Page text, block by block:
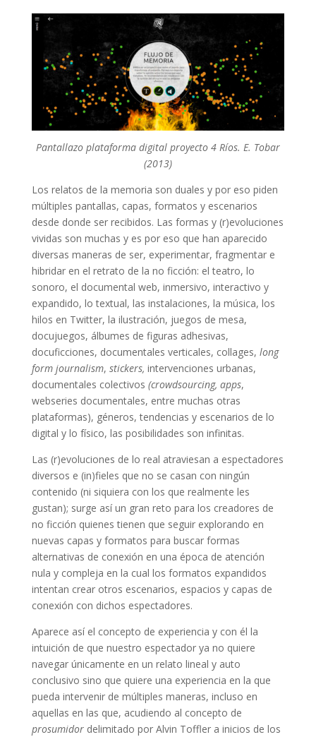
Pantallazo plataforma digital proyecto 4 Ríos. E. Tobar
(2013)
Los relatos de la memoria son duales y por eso piden
múltiples pantallas, capas, formatos y escenarios
desde donde ser recibidos. Las formas y (r)evoluciones
vividas son muchas y es por eso que han aparecido
diversas maneras de ser, experimentar, fragmentar e
hibridar en el retrato de la no ficción: el teatro, lo
sonoro, el documental web, inmersivo, interactivo y
expandido, lo textual, las instalaciones, la música, los
hilos en Twitter, la ilustración, juegos de mesa,
docujuegos, álbumes de figuras adhesivas,
docuficciones, documentales verticales, collages, long
form journalism, stickers, intervenciones urbanas,
documentales colectivos (crowdsourcing, apps,
webseries documentales, entre muchas otras
plataformas), géneros, tendencias y escenarios de lo
digital y lo físico, las posibilidades son infinitas.
Las (r)evoluciones de lo real atraviesan a espectadores
diversos e (in)fieles que no se casan con ningún
contenido (ni siquiera con los que realmente les
gustan); surge así un gran reto para los creadores de
no ficción quienes tienen que seguir explorando en
nuevas capas y formatos para buscar formas
alternativas de conexión en una época de atención
nula y compleja en la cual los formatos expandidos
intentan crear otros escenarios, espacios y capas de
conexión con dichos espectadores.
Aparece así el concepto de experiencia y con él la
intuición de que nuestro espectador ya no quiere
navegar únicamente en un relato lineal y auto
conclusivo sino que quiere una experiencia en la que
pueda intervenir de múltiples maneras, incluso en
aquellas en las que, acudiendo al concepto de
prosumidordelimitado por Alvin Toffler a inicios de los